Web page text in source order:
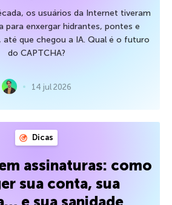
os usuários da Internet tiveram
para enxergar hidrantes, pontes e
até que chegou a IA. Qual é o futuro
do CAPTCHA?
14 jul 2026
Dicas
assinaturas: como
sua conta, sua